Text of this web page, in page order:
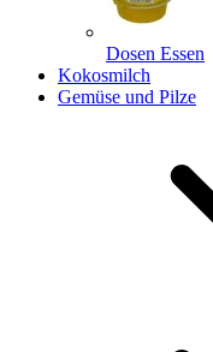
Dosen Essen
Kokosmilch
Gemüse und Pilze